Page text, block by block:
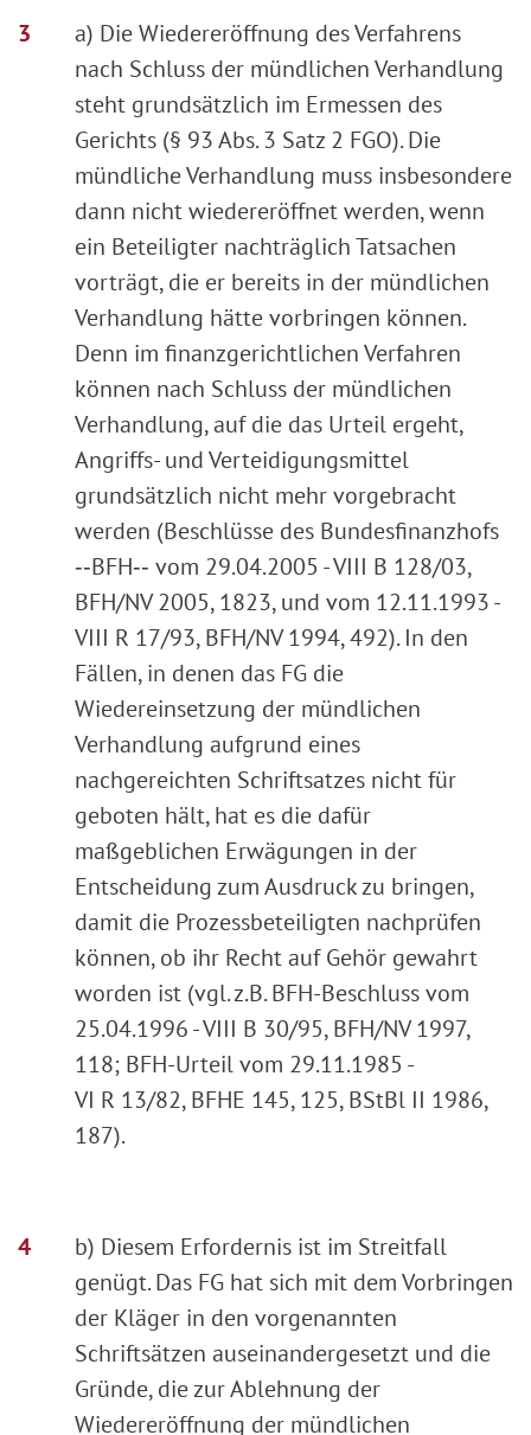
a) Die Wiedereröffnung des Verfahrens
nach Schluss der mündlichen Verhandlung
steht grundsätzlich im Ermessen des
Gerichts (§ 93 Abs. 3 Satz 2 FGO). Die
mündliche Verhandlung muss insbesondere
dann nicht wiedereröffnet werden, wenn
ein Beteiligter nachträglich Tatsachen
vorträgt, die er bereits in der mündlichen
Verhandlung hätte vorbringen können.
Denn im finanzgerichtlichen Verfahren
können nach Schluss der mündlichen
Verhandlung, auf die das Urteil ergeht,
Angriffs- und Verteidigungsmittel
grundsätzlich nicht mehr vorgebracht
werden (Beschlüsse des Bundesfinanzhofs
‑‑BFH‑‑ vom 29.04.2005 - VIII B 128/03,
BFH/NV 2005, 1823, und vom 12.11.1993 -
VIII R 17/93, BFH/NV 1994, 492). In den
Fällen, in denen das FG die
Wiedereinsetzung der mündlichen
Verhandlung aufgrund eines
nachgereichten Schriftsatzes nicht für
geboten hält, hat es die dafür
maßgeblichen Erwägungen in der
Entscheidung zum Ausdruck zu bringen,
damit die Prozessbeteiligten nachprüfen
können, ob ihr Recht auf Gehör gewahrt
worden ist (vgl. z.B. BFH-Beschluss vom
25.04.1996 - VIII B 30/95, BFH/NV 1997,
118; BFH-Urteil vom 29.11.1985 -
VI R 13/82, BFHE 145, 125, BStBl II 1986,
187).
b) Diesem Erfordernis ist im Streitfall
genügt. Das FG hat sich mit dem Vorbringen
der Kläger in den vorgenannten
Schriftsätzen auseinandergesetzt und die
Gründe, die zur Ablehnung der
Wiedereröffnung der mündlichen